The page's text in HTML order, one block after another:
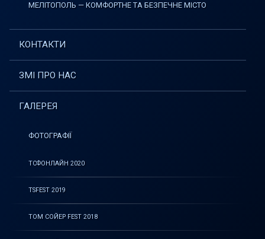
МЕЛІТОПОЛЬ — КОМФОРТНЕ ТА БЕЗПЕЧНЕ МІСТО
КОНТАКТИ
ЗМІ ПРО НАС
ГАЛЕРЕЯ
ФОТОГРАФІЇ
ТСФОНЛАЙН 2020
TSFEST 2019
ТОМ СОЙЕР FEST 2018